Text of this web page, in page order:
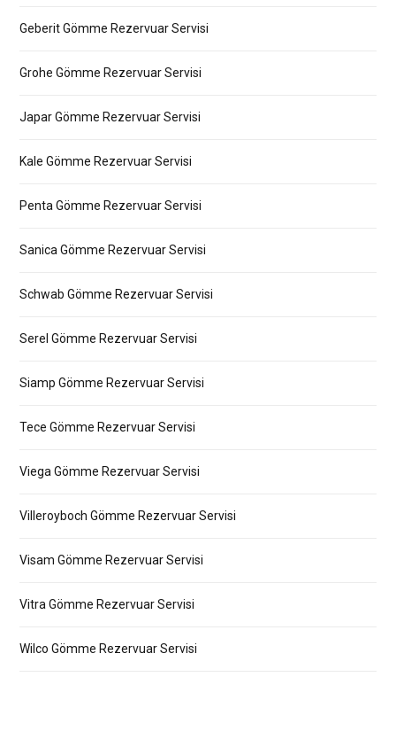
Geberit Gömme Rezervuar Servisi
Grohe Gömme Rezervuar Servisi
Japar Gömme Rezervuar Servisi
Kale Gömme Rezervuar Servisi
Penta Gömme Rezervuar Servisi
Sanica Gömme Rezervuar Servisi
Schwab Gömme Rezervuar Servisi
Serel Gömme Rezervuar Servisi
Siamp Gömme Rezervuar Servisi
Tece Gömme Rezervuar Servisi
Viega Gömme Rezervuar Servisi
Villeroyboch Gömme Rezervuar Servisi
Visam Gömme Rezervuar Servisi
Vitra Gömme Rezervuar Servisi
Wilco Gömme Rezervuar Servisi